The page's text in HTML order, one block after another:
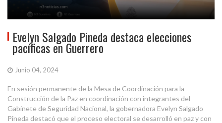
Evelyn Salgado Pineda destaca elecciones
pacíficas en Guerrero
Junio 04, 2024
En sesión permanente de la Mesa de Coordinación para la
Construcción de la Paz en coordinación con integrantes del
Gabinete de Seguridad Nacional, la gobernadora Evelyn Salgado
Pineda destacó que el proceso electoral se desarrolló en paz y con